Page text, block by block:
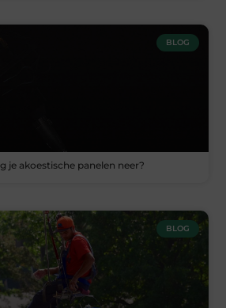
BLOG
je akoestische panelen neer?
BLOG